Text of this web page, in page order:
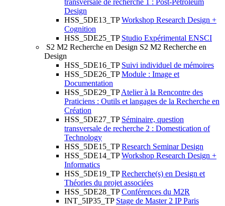
transversale de recherche 1 : Post-Pétroleum
Design
HSS_5DE13_TP Workshop Research Design +
Cognition
HSS_5DE25_TP Studio Expérimental ENSCI
S2 M2 Recherche en Design S2 M2 Recherche en
Design
HSS_5DE16_TP Suivi individuel de mémoires
HSS_5DE26_TP Module : Image et
Documentation
HSS_5DE29_TP Atelier à la Rencontre des
Praticiens : Outils et langages de la Recherche en
Création
HSS_5DE27_TP Séminaire, question
transversale de recherche 2 : Domestication of
Technology
HSS_5DE15_TP Research Seminar Design
HSS_5DE14_TP Workshop Research Design +
Informatics
HSS_5DE19_TP Recherche(s) en Design et
Théories du projet associées
HSS_5DE28_TP Conférences du M2R
INT_5IP35_TP Stage de Master 2 IP Paris